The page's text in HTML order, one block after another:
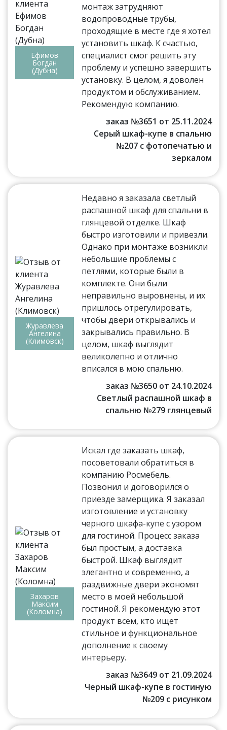
Ефимов
Богдан
(Дубна)
монтаж затрудняют
водопроводные трубы,
проходящие в месте где я хотел
установить шкаф. К счастью,
специалист смог решить эту
проблему и успешно завершить
установку. В целом, я доволен
продуктом и обслуживанием.
Рекомендую компанию.
заказ №3651 от 25.11.2024
Серый шкаф-купе в спальню
№207 с фотопечатью и
зеркалом
Журавлева
Ангелина
(Климовск)
Недавно я заказала светлый
распашной шкаф для спальни в
глянцевой отделке. Шкаф
быстро изготовили и привезли.
Однако при монтаже возникли
небольшие проблемы с
петлями, которые были в
комплекте. Они были
неправильно выровнены, и их
пришлось отрегулировать,
чтобы двери открывались и
закрывались правильно. В
целом, шкаф выглядит
великолепно и отлично
вписался в мою спальню.
заказ №3650 от 24.10.2024
Светлый распашной шкаф в
спальню №279 глянцевый
Захаров
Максим
(Коломна)
Искал где заказать шкаф,
посоветовали обратиться в
компанию Росмебель.
Позвонил и договорился о
приезде замерщика. Я заказал
изготовление и установку
черного шкафа-купе с узором
для гостиной. Процесс заказа
был простым, а доставка
быстрой. Шкаф выглядит
элегантно и современно, а
раздвижные двери экономят
место в моей небольшой
гостиной. Я рекомендую этот
продукт всем, кто ищет
стильное и функциональное
дополнение к своему
интерьеру.
заказ №3649 от 21.09.2024
Черный шкаф-купе в гостиную
№209 с рисунком